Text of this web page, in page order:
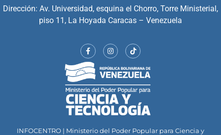
Dirección: Av. Universidad, esquina el Chorro, Torre Ministerial,
piso 11, La Hoyada Caracas – Venezuela
INFOCENTRO | Ministerio del Poder Popular para Ciencia y